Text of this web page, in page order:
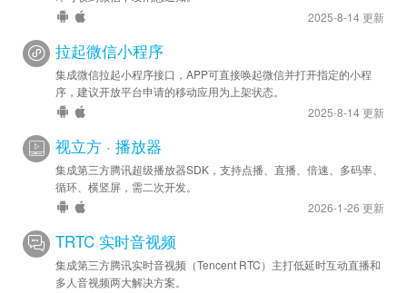
2025-8-14 更新
拉起微信小程序
集成微信拉起小程序接口，APP可直接唤起微信并打开指定的小程
序，建议开放平台申请的移动应用为上架状态。
2025-8-14 更新
视立方 · 播放器
集成第三方腾讯超级播放器SDK，支持点播、直播、倍速、多码率、
循环、横竖屏，需二次开发。
2026-1-26 更新
TRTC 实时音视频
集成第三方腾讯实时音视频（Tencent RTC）主打低延时互动直播和
多人音视频两大解决方案。